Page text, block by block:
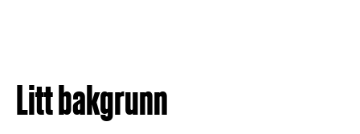
Litt bakgrunn